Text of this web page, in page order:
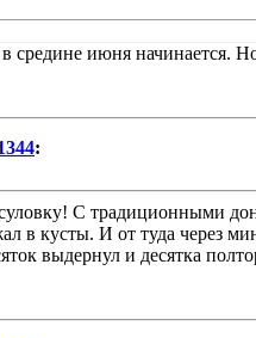
средине июня
:
С традиционными
в кусты. И от туда через
выдернул и десятка